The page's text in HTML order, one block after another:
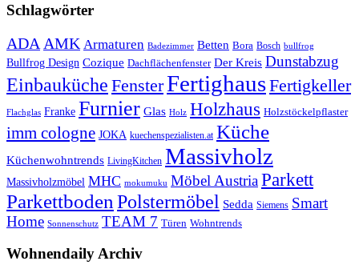
Schlagwörter
ADA AMK Armaturen Badezimmer Betten Bora Bosch bullfrog
Bullfrog Design Cozique Dachflächenfenster Der Kreis Dunstabzug
Einbauküche FensterFertighausFertigkeller
Flachglas Franke Furnier Glas Holz Holzhaus Holzstöckelpflaster
imm cologne JOKA kuechenspezialisten.at Küche
Küchenwohntrends LivingKitchen Massivholz
Massivholzmöbel MHC mokumuku Möbel AustriaParkett
Parkettboden Polstermöbel Sedda Siemens Smart
Home Sonnenschutz TEAM 7 Türen Wohntrends
Wohnendaily Archiv